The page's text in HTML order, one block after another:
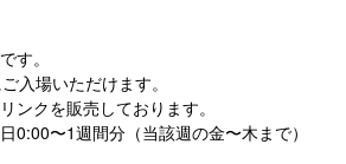
す。
入場いただけます。
ンクを販売しております。
0:00〜1週間分（当該週の金〜木まで）